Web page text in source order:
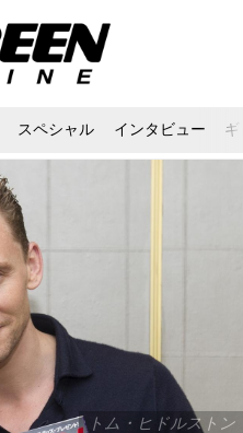
スペシャル インタビュー
トム・ヒドルストン